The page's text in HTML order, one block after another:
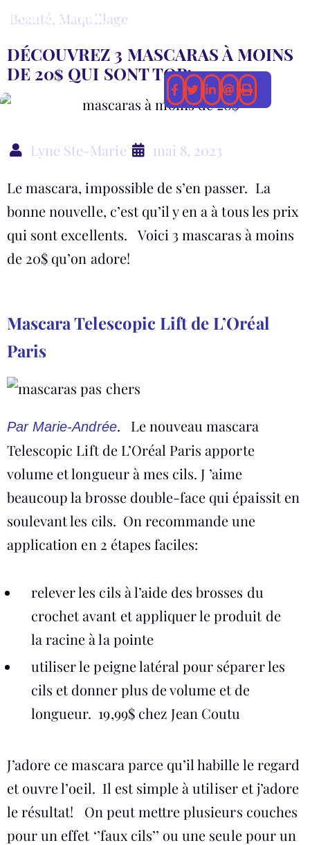
Beauté, Maquillage
DÉCOUVREZ 3 MASCARAS À MOINS
DE 20$ QUI SONT TOP!
Lyne Ste-Marie
mai 8, 2023
Le mascara, impossible de s’en passer. La
bonne nouvelle, c’est qu’il y en a à tous les prix
qui sont excellents. Voici 3 mascaras à moins
de 20$ qu’on adore!
Mascara Telescopic Lift de L’Oréal
Paris
Par Marie-Andrée. Le nouveau mascara
Telescopic Lift de L’Oréal Paris apporte
volume et longueur à mes cils. J ’aime
beaucoup la brosse double-face qui épaissit en
soulevant les cils. On recommande une
application en 2 étapes faciles:
relever les cils à l’aide des brosses du
crochet avant et appliquer le produit de
la racine à la pointe
utiliser le peigne latéral pour séparer les
cils et donner plus de volume et de
longueur. 19,99$ chez Jean Coutu
J’adore ce mascara parce qu’il habille le regard
et ouvre l’oeil. Il est simple à utiliser et j’adore
le résultat! On peut mettre plusieurs couches
pour un effet ‘’faux cils’’ ou une seule pour un